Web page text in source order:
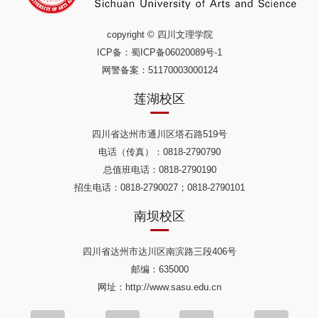
copyright © 四川文理学院
ICP备： 蜀ICP备06020089号-1
网警备案：51170003000124
莲湖校区
四川省达州市通川区塔石路519号
电话（传真）：0818-2790790
总值班电话：0818-2790190
招生电话：0818-2790027；0818-2790101
南坝校区
四川省达州市达川区南滨路三段406号
邮编：635000
网址：http://www.sasu.edu.cn